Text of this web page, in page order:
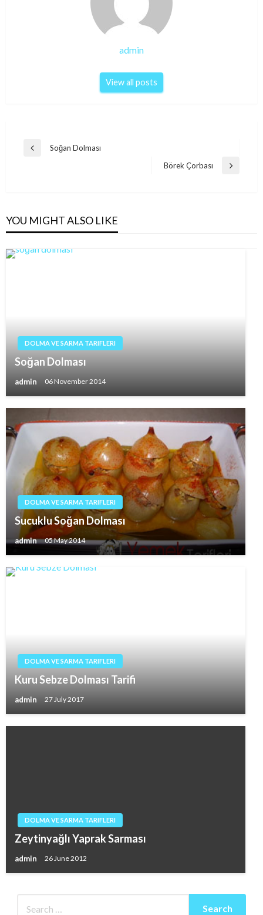
admin
View all posts
Post
Previous
Soğan Dolması
Next
Börek Çorbası
YOU MIGHT ALSO LIKE
DOLMA VE SARMA TARIFLERI
Soğan Dolması
admin 06 November 2014
DOLMA VE SARMA TARIFLERI
Sucuklu Soğan Dolması
admin 05 May 2014
DOLMA VE SARMA TARIFLERI
Kuru Sebze Dolması Tarifi
admin 27 July 2017
DOLMA VE SARMA TARIFLERI
Zeytinyağlı Yaprak Sarması
admin 26 June 2012